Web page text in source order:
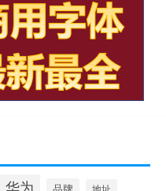
华为